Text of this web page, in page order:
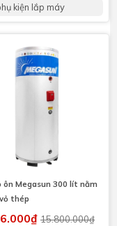
kiện lắp máy
ôn Megasun 300 lít nằm
thép
15.800.000₫